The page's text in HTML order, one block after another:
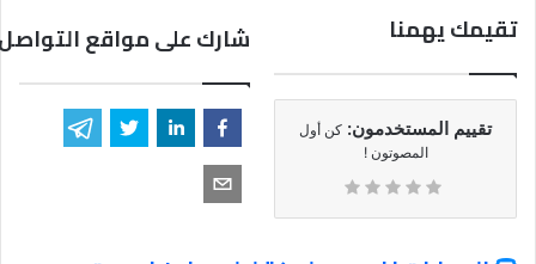
تقيمك يهمنا
تقييم المستخدمون: كن أول
المصوتون !
شارك على مواقع